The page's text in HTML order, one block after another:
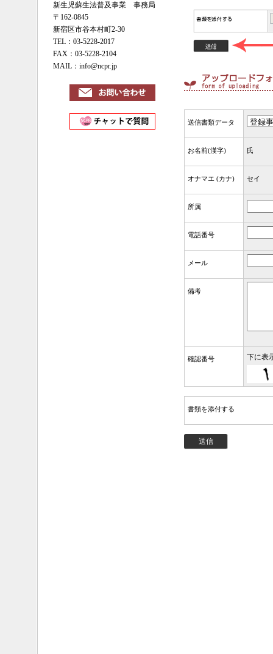
新生児蘇生法普及事業 事務局
〒162-0845
新宿区市谷本村町2-30
TEL：03-5228-2017
FAX：03-5228-2104
MAIL：info@ncpr.jp